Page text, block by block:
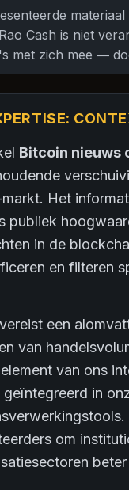
Cash is niet
met zich mee —
Bitcoin nieuws
Het
publiek
in de
en filteren
een
van
van ons
in
om